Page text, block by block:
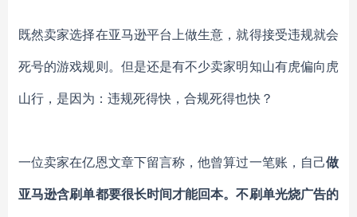
既然卖家选择在亚马逊平台上做生意，就得接受违规就会
死号的游戏规则。但是还是有不少卖家明知山有虎偏向虎
山行，是因为：违规死得快，合规死得也快？
一位卖家在亿恩文章下留言称，他曾算过一笔账，自己做
亚马逊含刷单都要很长时间才能回本。不刷单光烧广告的